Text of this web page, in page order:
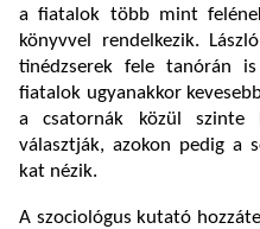
a fiatalok több mint
könyvvel rendelkezik.
tinédzserek fele tanórán
fiatalok ugyanakkor
a csatornák közül szinte
választják, azokon pedig a
kat nézik.
A szociológus kutató